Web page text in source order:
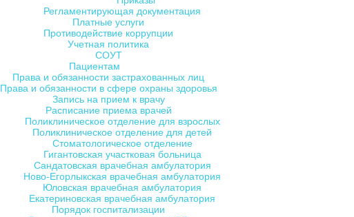
Регламентирующая документация
Платные услуги
Противодействие коррупции
Учетная политика
СОУТ
Пациентам
Права и обязанности застрахованных лиц
Права и обязанности в сфере охраны здоровья
Запись на прием к врачу
Расписание приема врачей
Поликлиническое отделение для взрослых
Поликлиническое отделение для детей
Стоматологическое отделение
Гигантовская участковая больница
Сандатовская врачебная амбулатория
Ново-Егорлыкская врачебная амбулатория
Юловская врачебная амбулатория
Екатериновская врачебная амбулатория
Порядок госпитализации